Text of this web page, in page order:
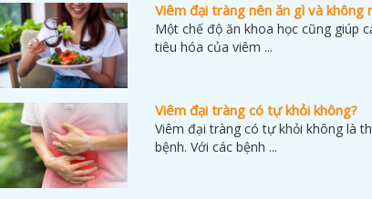
Viêm đại tràng nên ăn gì và không
Một chế độ ăn khoa học cũng giúp
tiêu hóa của viêm ...
Viêm đại tràng có tự khỏi không?
Viêm đại tràng có tự khỏi không là
bệnh. Với các bệnh ...